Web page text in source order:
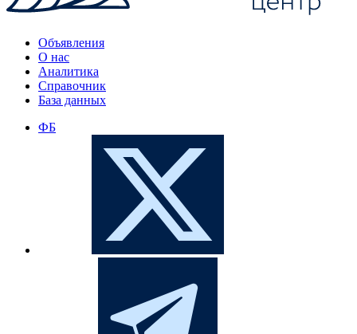
Объявления
О нас
Аналитика
Справочник
База данных
ФБ